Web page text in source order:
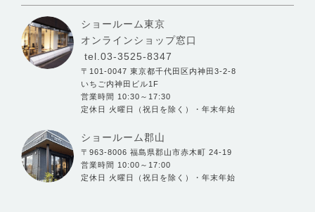
ショールーム東京
オンラインショップ窓口
tel.03-3525-8347
〒101-0047 東京都千代田区内神田3-2-8
いちご内神田ビル1F
営業時間 10:30～17:30
定休日 火曜日（祝日を除く）・年末年始
ショールーム郡山
〒963-8006 福島県郡山市赤木町 24-19
営業時間 10:00～17:00
定休日 火曜日（祝日を除く）・年末年始